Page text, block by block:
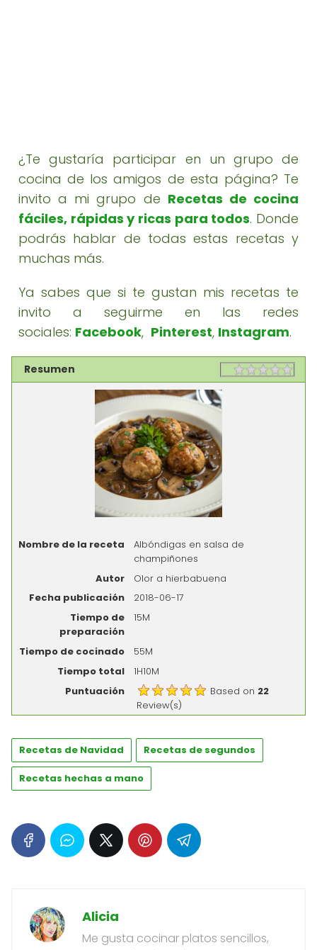
¿Te gustaría participar en un grupo de
cocina de los amigos de esta página? Te
invito a mi grupo de Recetas de cocina
fáciles, rápidas y ricas para todos. Donde
podrás hablar de todas estas recetas y
muchas más.
Ya sabes que si te gustan mis recetas te
invito a seguirme en las redes
sociales: Facebook, Pinterest, Instagram.
Resumen Rating
Nombre de la receta
Albóndigas en salsa de
champiñones
Autor
Olor a hierbabuena
Fecha publicación
2018-06-17
Tiempo de
preparación
15M
Tiempo de cocinado
55M
Tiempo total
1H10M
Puntuación
Based on 22
Review(s)
Recetas de Navidad Recetas de segundos
Recetas hechas a mano
Alicia
Me gusta cocinar platos sencillos,